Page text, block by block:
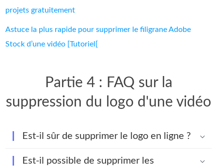
projets gratuitement
Astuce la plus rapide pour supprimer le filigrane Adobe
Stock d’une vidéo [Tutoriel[
Partie 4 : FAQ sur la
suppression du logo d'une vidéo
Est-il sûr de supprimer le logo en ligne ?
Est-il possible de supprimer les